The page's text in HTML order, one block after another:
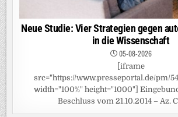
Neue Studie: Vier Strategien gegen
in die Wissenschaft
05-08-2026
[iframe
src="https://www.presseportal.de/pm/
width="100%" height="1000"]
Beschluss vom 21.10.2014 – Az.